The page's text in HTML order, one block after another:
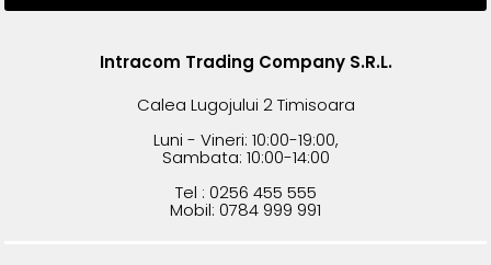
Intracom Trading Company S.R.L.
Calea Lugojului 2 Timisoara
Luni - Vineri: 10:00-19:00,
Sambata: 10:00-14:00
Tel : 0256 455 555
Mobil: 0784 999 991